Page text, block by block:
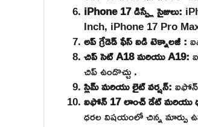
iPhone 17 డిస్ప్లే సైజులు:
Inch, iPhone 17 Pro
అప్ గ్రేడెడ్ ఫేస్ ఐడి టెక్నాలజీ :
చిప్ సెట్ A18 మరియు A19:
చిప్ ఉండొచ్చు .
స్లిమ్ మరియు లైట్ వర్షన్:
ఐఫోన్ 17 లాంచ్ డేట్ మరియు
ధరల విషయంలో చిన్న మార్పు